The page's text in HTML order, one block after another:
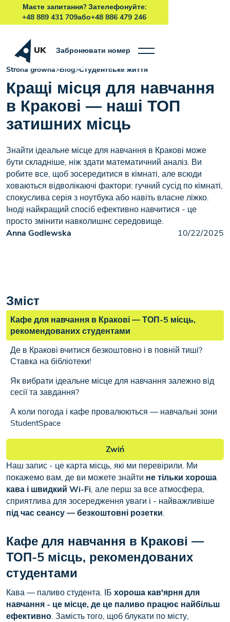
Маєте запитання? Зателефонуйте:
+48 889 431 709або+48 886 479 246
UK
Забронювати номер
Strona główna>Blog>Студентське життя
Кращі місця для навчання
в Кракові — наші ТОП
затишних місць
Знайти ідеальне місце для навчання в Кракові може
бути складніше, ніж здати математичний аналіз. Ви
робите все, щоб зосередитися в кімнаті, але всюди
ховаються відволікаючі фактори: гучний сусід по кімнаті,
спокуслива серія з ноутбука або навіть власне ліжко.
Іноді найкращий спосіб ефективно навчитися - це
просто змінити навколишнє середовище.
Anna Godlewska
10/22/2025
Зміст
Кафе для навчання в Кракові — ТОП-5 місць,
рекомендованих студентами
Де в Кракові вчитися безкоштовно і в повній тиші?
Ставка на бібліотеки!
Як вибрати ідеальне місце для навчання залежно від
сесії та завдання?
А коли погода і кафе провалюються — навчальні зони
StudentSpace
Zwiń
Наш запис - це карта місць, які ми перевірили. Ми
покажемо вам, де ви можете знайти не тільки хороша
кава і швидкий Wi-Fi, але перш за все атмосфера,
сприятлива для зосередження уваги і - найважливіше
під час сеансу — безкоштовні розетки.
Кафе для навчання в Кракові —
ТОП-5 місць, рекомендованих
студентами
Кава — паливо студента. ІБ хороша кав'ярня для
навчання - це місце, де це паливо працює найбільш
ефективно. Замість того, щоб блукати по місту,